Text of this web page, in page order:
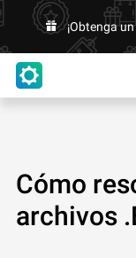
¡Obtenga
Cómo
archivos